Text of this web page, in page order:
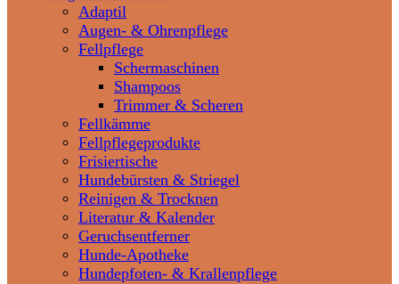
Adaptil
Augen- & Ohrenpflege
Fellpflege
Schermaschinen
Shampoos
Trimmer & Scheren
Fellkämme
Fellpflegeprodukte
Frisiertische
Hundebürsten & Striegel
Reinigen & Trocknen
Literatur & Kalender
Geruchsentferner
Hunde-Apotheke
Hundepfoten- & Krallenpflege